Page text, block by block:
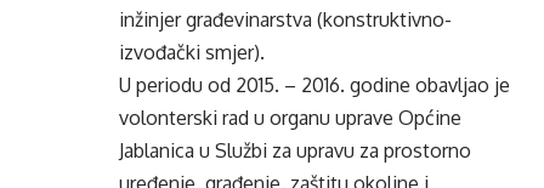
inžinjer građevinarstva (konstruktivno-
izvođački smjer).
U periodu od 2015. – 2016. godine obavljao je
volonterski rad u organu uprave Općine
Jablanica u Službi za upravu za prostorno
uređenje, građenje, zaštitu okoline i